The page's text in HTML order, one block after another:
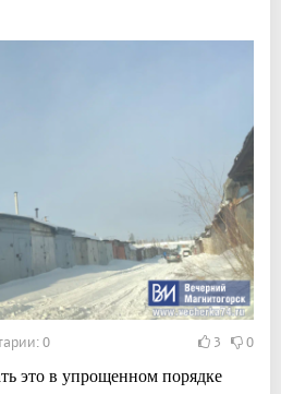
0 3 0
это в упрощенном порядке